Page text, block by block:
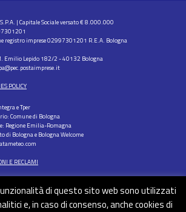
| Capitale Sociale versato € 8.000.000
registro imprese 02997301201 R.E.A. Bologna
Emilio Lepido 182/2 - 40132 Bologna
POLICY
e Tper
Comune di Bologna
Regione Emilia-Romagna
di Bologna e Bologna Welcome
E RECLAMI
di questo sito web sono utilizzati
e, in caso di consenso, anche cookies di